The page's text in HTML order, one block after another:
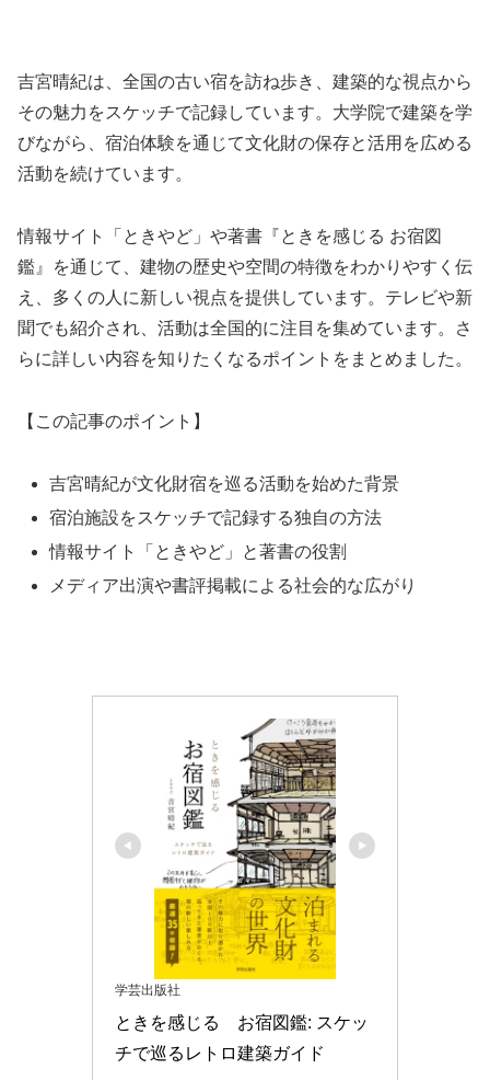
吉宮晴紀は、全国の古い宿を訪ね歩き、建築的な視点から
その魅力をスケッチで記録しています。大学院で建築を学
びながら、宿泊体験を通じて文化財の保存と活用を広める
活動を続けています。
情報サイト「ときやど」や著書『ときを感じる お宿図
鑑』を通じて、建物の歴史や空間の特徴をわかりやすく伝
え、多くの人に新しい視点を提供しています。テレビや新
聞でも紹介され、活動は全国的に注目を集めています。さ
らに詳しい内容を知りたくなるポイントをまとめました。
【この記事のポイント】
吉宮晴紀が文化財宿を巡る活動を始めた背景
宿泊施設をスケッチで記録する独自の方法
情報サイト「ときやど」と著書の役割
メディア出演や書評掲載による社会的な広がり
学芸出版社
ときを感じる　お宿図鑑: スケッ
チで巡るレトロ建築ガイド